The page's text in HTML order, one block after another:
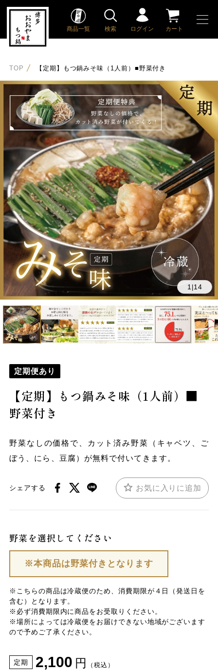
商品一覧 検索 ログイン カート
TOP 【定期】もつ鍋みそ味（1人前）■野菜付き
1 |14
定期便あり
【定期】もつ鍋みそ味（1人前）■
野菜付き
野菜なしの価格で、カット済み野菜（キャベツ、ご
ぼう、にら、豆腐）が無料で付いてきます。
シェアする お気に入りに追加
野菜を選択してください
※本商品は野菜付きとなります
※こちらの商品は冷蔵便のため、消費期限が４日（発送日を
含む）となります。
※必ず消費期限内に商品をお受取りください。
※場所によっては冷蔵便をお届けできない地域がございます
ので予めご了承ください。
定期 2,100 円 （税込）